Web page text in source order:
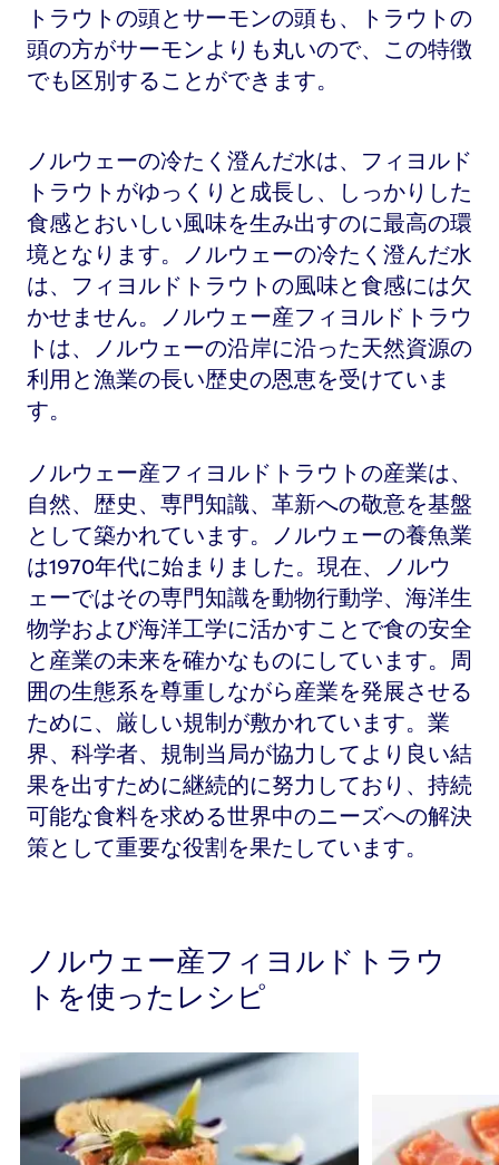
トラウトの頭とサーモンの頭も、トラウトの
頭の方がサーモンよりも丸いので、この特徴
でも区別することができます。
ノルウェーの冷たく澄んだ水は、フィヨルド
トラウトがゆっくりと成長し、しっかりした
食感とおいしい風味を生み出すのに最高の環
境となります。ノルウェーの冷たく澄んだ水
は、フィヨルドトラウトの風味と食感には欠
かせません。ノルウェー産フィヨルドトラウ
トは、ノルウェーの沿岸に沿った天然資源の
利用と漁業の長い歴史の恩恵を受けていま
す。
ノルウェー産フィヨルドトラウトの産業は、
自然、歴史、専門知識、革新への敬意を基盤
として築かれています。ノルウェーの養魚業
は1970年代に始まりました。現在、ノルウ
ェーではその専門知識を動物行動学、海洋生
物学および海洋工学に活かすことで食の安全
と産業の未来を確かなものにしています。周
囲の生態系を尊重しながら産業を発展させる
ために、厳しい規制が敷かれています。業
界、科学者、規制当局が協力してより良い結
果を出すために継続的に努力しており、持続
可能な食料を求める世界中のニーズへの解決
策として重要な役割を果たしています。
ノルウェー産フィヨルドトラウ
トを使ったレシピ